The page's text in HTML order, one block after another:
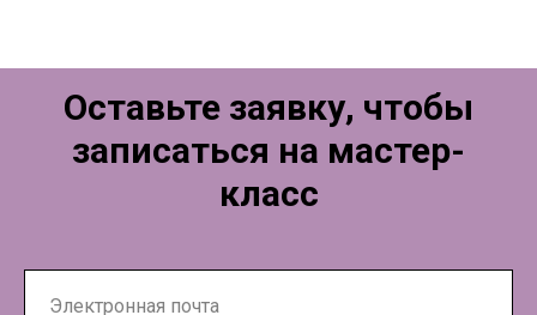
Оставьте заявку, чтобы
записаться на мастер-
класс